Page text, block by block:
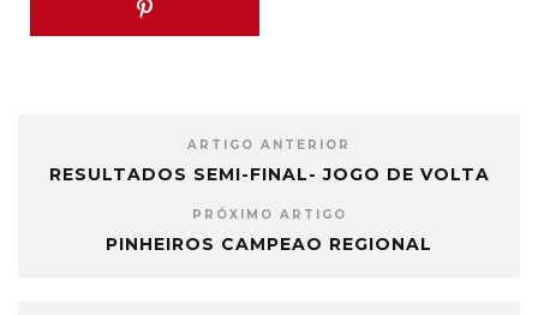
ARTIGO ANTERIOR
RESULTADOS SEMI-FINAL- JOGO DE VOLTA
PRÓXIMO ARTIGO
PINHEIROS CAMPEAO REGIONAL